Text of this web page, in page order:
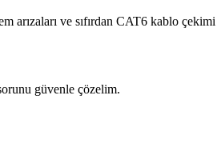
ve sıfırdan CAT6 kablo çekimi
güvenle çözelim.